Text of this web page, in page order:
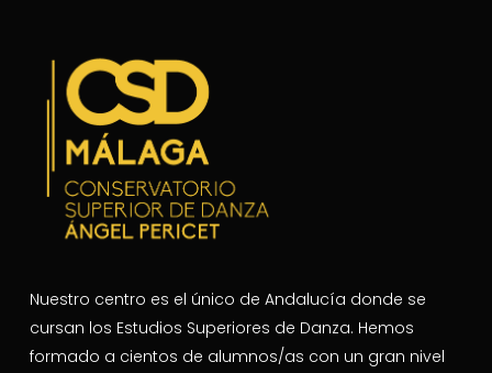
Nuestro centro es el único de Andalucía donde se
cursan los Estudios Superiores de Danza. Hemos
formado a cientos de alumnos/as con un gran nivel